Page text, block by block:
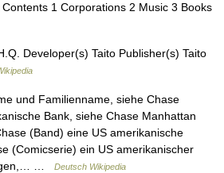
1 Corporations 2 Music 3 Books
Developer(s) Taito Publisher(s) Taito
und Familienname, siehe Chase
Bank, siehe Chase Manhattan
(Band) eine US amerikanische
(Comicserie) ein US amerikanischer
…
Deutsch Wikipedia